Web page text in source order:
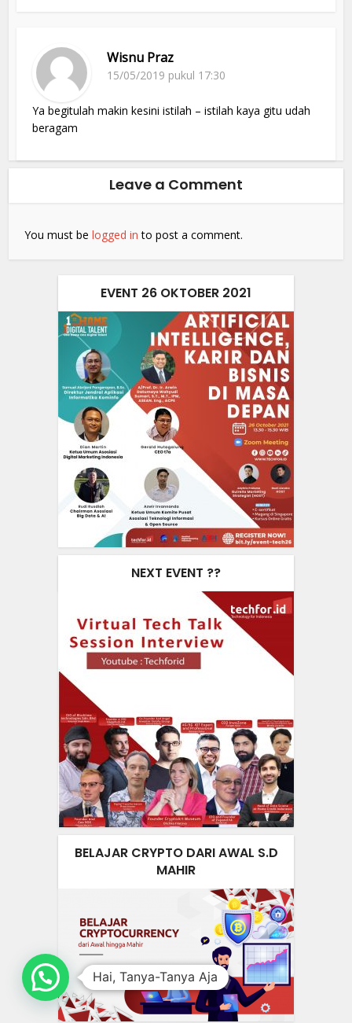
Wisnu Praz
15/05/2019 pukul 17:30
Ya begitulah makin kesini istilah – istilah kaya gitu udah
beragam
Leave a Comment
You must belogged in to post a comment.
EVENT 26 OKTOBER 2021
NEXT EVENT ??
BELAJAR CRYPTO DARI AWAL S.D
MAHIR
Hai, Tanya-Tanya Aja